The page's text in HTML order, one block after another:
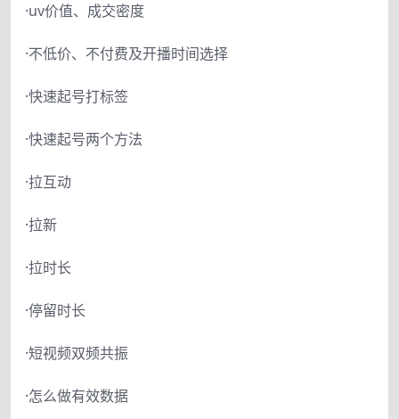
·uv价值、成交密度
·不低价、不付费及开播时间选择
·快速起号打标签
·快速起号两个方法
·拉互动
·拉新
·拉时长
·停留时长
·短视频双频共振
·怎么做有效数据